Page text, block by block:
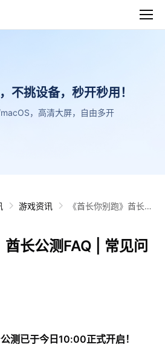
不挑设备，秒开秒用！
，高清大屏，自由多开
游戏资讯
《酋长你别跑》酋长公
酋长公测FAQ | 常见问
测已于今日10:00正式开启！